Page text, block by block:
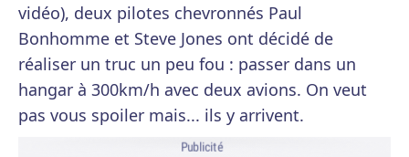
vidéo), deux pilotes chevronnés Paul
Bonhomme et Steve Jones ont décidé de
réaliser un truc un peu fou : passer dans un
hangar à 300km/h avec deux avions. On veut
pas vous spoiler mais... ils y arrivent.
Publicité